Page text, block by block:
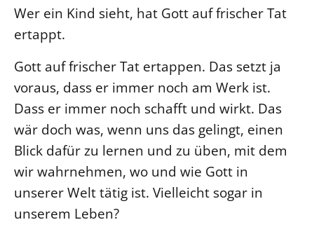
Wer ein Kind sieht, hat Gott auf frischer Tat
ertappt.
Gott auf frischer Tat ertappen. Das setzt ja
voraus, dass er immer noch am Werk ist.
Dass er immer noch schafft und wirkt. Das
wär doch was, wenn uns das gelingt, einen
Blick dafür zu lernen und zu üben, mit dem
wir wahrnehmen, wo und wie Gott in
unserer Welt tätig ist. Vielleicht sogar in
unserem Leben?
Recht
Terminstundenplaner